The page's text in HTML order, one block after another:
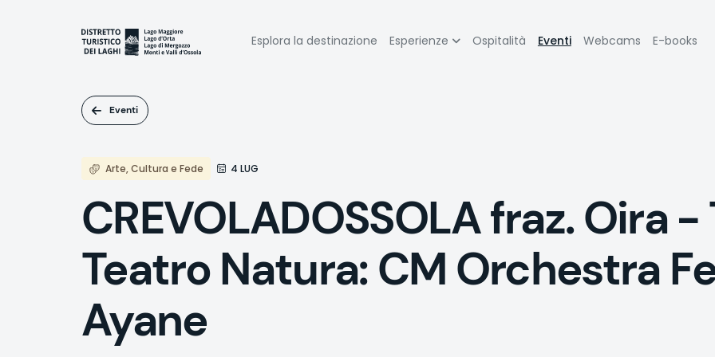
Navigazione
Esplora la destinazione Esperienze Ospitalità Eventi Webcams E-books
Eventi
Arte, Cultura e Fede 4 LUG
CREVOLADOSSOLA fraz. Oira -
Teatro Natura: CM Orchestra
Ayane